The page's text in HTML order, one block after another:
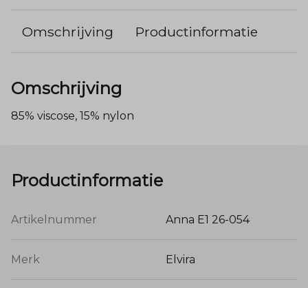
Omschrijving Productinformatie
Omschrijving
85% viscose, 15% nylon
Productinformatie
Artikelnummer Anna E1 26-054
Merk Elvira